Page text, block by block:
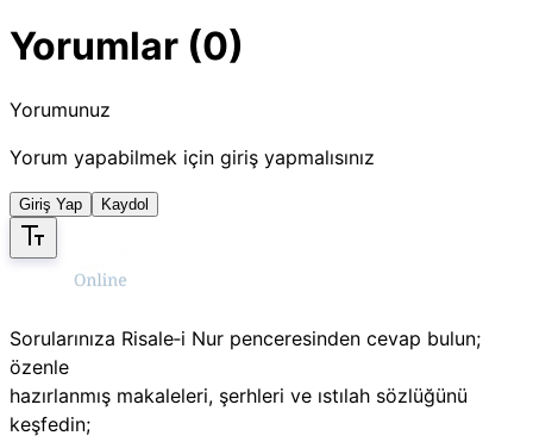
Yorumlar (0)
Yorumunuz
Yorum yapabilmek için giriş yapmalısınız
Giriş Yap Kaydol
Sorularınıza Risale‑i Nur penceresinden cevap bulun;
özenle
hazırlanmış makaleleri, şerhleri ve ıstılah sözlüğünü
keşfedin;